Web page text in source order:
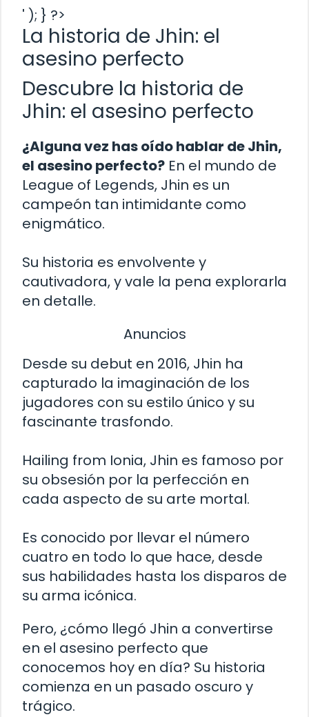
' ); } ?>
La historia de Jhin: el
asesino perfecto
Descubre la historia de
Jhin: el asesino perfecto
¿Alguna vez has oído hablar de Jhin,
el asesino perfecto? En el mundo de
League of Legends, Jhin es un
campeón tan intimidante como
enigmático.
Su historia es envolvente y
cautivadora, y vale la pena explorarla
en detalle.
Anuncios
Desde su debut en 2016, Jhin ha
capturado la imaginación de los
jugadores con su estilo único y su
fascinante trasfondo.
Hailing from Ionia, Jhin es famoso por
su obsesión por la perfección en
cada aspecto de su arte mortal.
Es conocido por llevar el número
cuatro en todo lo que hace, desde
sus habilidades hasta los disparos de
su arma icónica.
Pero, ¿cómo llegó Jhin a convertirse
en el asesino perfecto que
conocemos hoy en día? Su historia
comienza en un pasado oscuro y
trágico.